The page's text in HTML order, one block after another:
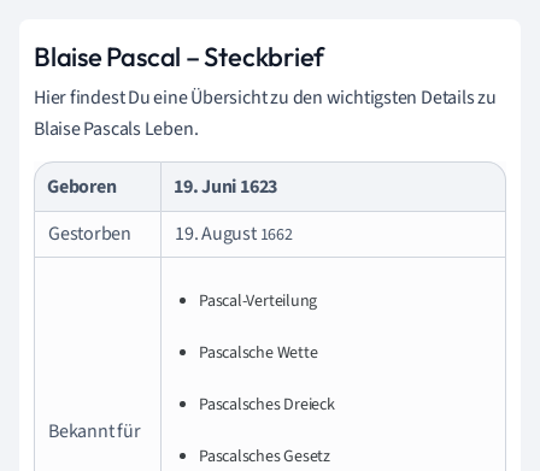
Blaise Pascal – Steckbrief
Hier findest Du eine Übersicht zu den wichtigsten Details zu
Blaise Pascals Leben.
Geboren
19. Juni 1623
Gestorben
19. August 1662
Bekannt für
Pascal-Verteilung
Pascalsche Wette
Pascalsches Dreieck
Pascalsches Gesetz